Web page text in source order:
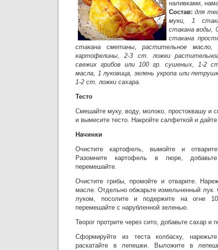
наливками,
Состав:для
муки, 1
стакана воды,
стакана
стакана сметаны, растительное масло,
картофелины, 2-3 ст. ложки
свежих грибов или 100 гр. сушеных, 1-2
масла, 1 луковица, зелень укропа или
1-2 ст. ложки сахара.
Тесто
Смешайте муку, воду, молоко, простоквашу и
и вымесите тесто. Накройте салфеткой и
Начинки
Очистите картофель, вымойте и
Разомните картофель в пюре,
перемешайте.
Очистите грибы, промойте и отварите.
масле. Отдельно обжарьте измельченный
луком, посолите и подержите на огне
перемешайте с нарубленной зеленью.
Творог протрите через сито, добавьте сахар и
Сформируйте из теста колбаску,
раскатайте в лепешки. Выложите в